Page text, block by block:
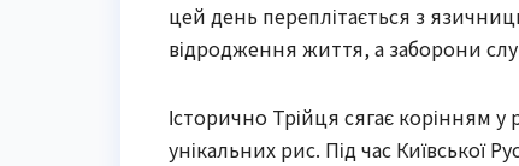
цей день переплітається з
відродження життя, а заборони
Історично Трійця сягає корінням у
унікальних рис. Під час Київської